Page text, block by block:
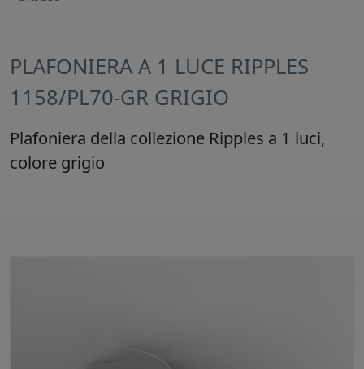
PLAFONIERA A 1 LUCE RIPPLES
1158/PL70-GR GRIGIO
Plafoniera della collezione Ripples a 1 luci,
colore grigio